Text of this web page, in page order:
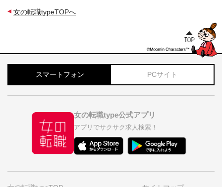
女の転職typeTOPへ
スマートフォン PCサイト
女の転職type公式アプリ
アプリでサクサク求人検索！